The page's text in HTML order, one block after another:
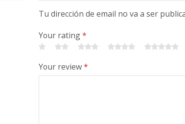
Tu dirección de email no va a ser
Your rating*
Your review*